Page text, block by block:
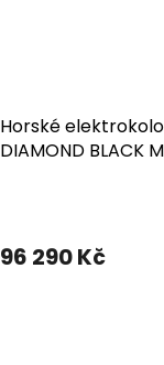
Horské elektrokolo
DIAMOND BLACK
96 290 Kč